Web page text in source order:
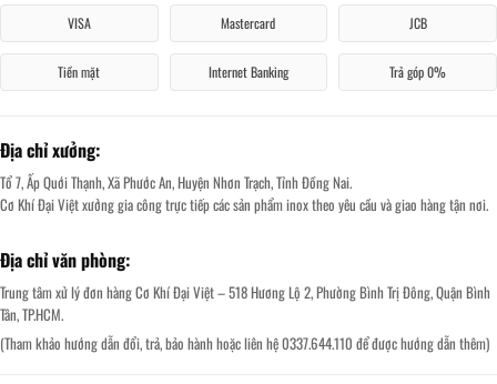
VISA Mastercard JCB
Tiền mặt Internet Banking Trả góp 0%
Địa chỉ xưởng:
Tổ 7, Ấp Quới Thạnh, Xã Phước An, Huyện Nhơn Trạch, Tỉnh Đồng Nai.
Cơ Khí Đại Việt xưởng gia công trực tiếp các sản phẩm inox theo yêu cầu và giao hàng tận nơi.
Địa chỉ văn phòng:
Trung tâm xử lý đơn hàng Cơ Khí Đại Việt – 518 Hương Lộ 2, Phường Bình Trị Đông, Quận Bình
Tân, TP.HCM.
(Tham khảo hướng dẫn đổi, trả, bảo hành hoặc liên hệ 0337.644.110 để được hướng dẫn thêm)